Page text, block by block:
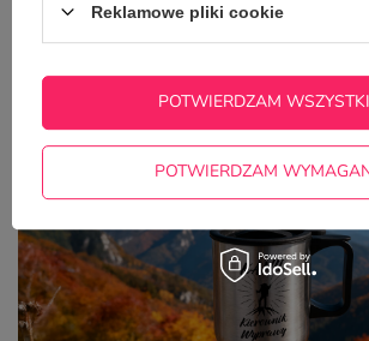
Z NASZEGO
Dlaczego warto mieć kubek
nadrukiem? 7 powodów
Reklamowe pliki cookie
POTWIERDZAM
POTWIERDZAM